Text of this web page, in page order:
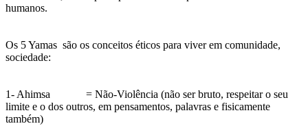
humanos.
Os 5 Yamas são os conceitos éticos para viver em comunidade,
sociedade:
1- Ahimsa = Não-Violência (não ser bruto, respeitar o seu
limite e o dos outros, em pensamentos, palavras e fisicamente
também)